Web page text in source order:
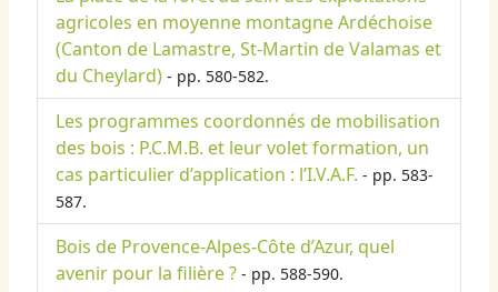
agricoles en moyenne montagne Ardéchoise
(Canton de Lamastre, St-Martin de Valamas et
du Cheylard) - pp. 580-582.
Les programmes coordonnés de mobilisation
des bois : P.C.M.B. et leur volet formation, un
cas particulier d’application : l’I.V.A.F. - pp. 583-
587.
Bois de Provence-Alpes-Côte d’Azur, quel
avenir pour la filière ? - pp. 588-590.